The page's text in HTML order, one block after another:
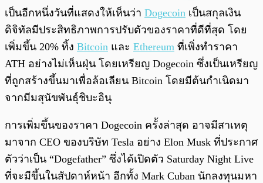
พร้อมเล่น 0:00
เป็นอีกหนึ่งวันที่แสดงให้เห็นว่า Dogecoin เป็นสกุลเงิน
ดิจิทัลมีประสิทธิภาพการปรับตัวของราคาที่ดีที่สุด โดย
เพิ่มขึ้น 20% ทิ้ง Bitcoin และ Ethereum ที่เพิ่งทำราคา
ATH อย่างไม่เห็นฝุ่น โดยเหรียญ Dogecoin ซึ่งเป็นเหรียญ
ที่ถูกสร้างขึ้นมาเพื่อล้อเลียน Bitcoin โดยมีต้นกำเนิดมา
จากมีมสุนัขพันธุ์ชิบะอินุ
การเพิ่มขึ้นของราคา Dogecoin ครั้งล่าสุด อาจมีสาเหตุ
มาจาก CEO ของบริษัท Tesla อย่าง Elon Musk ที่ประกาศ
ตัวว่าเป็น “Dogefather” ซึ่งได้เปิดตัว Saturday Night Live
ที่จะมีขึ้นในสัปดาห์หน้า อีกทั้ง Mark Cuban นักลงทุนมหา